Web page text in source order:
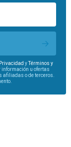
yTérminos y
información u ofertas
afiliadas o de terceros.